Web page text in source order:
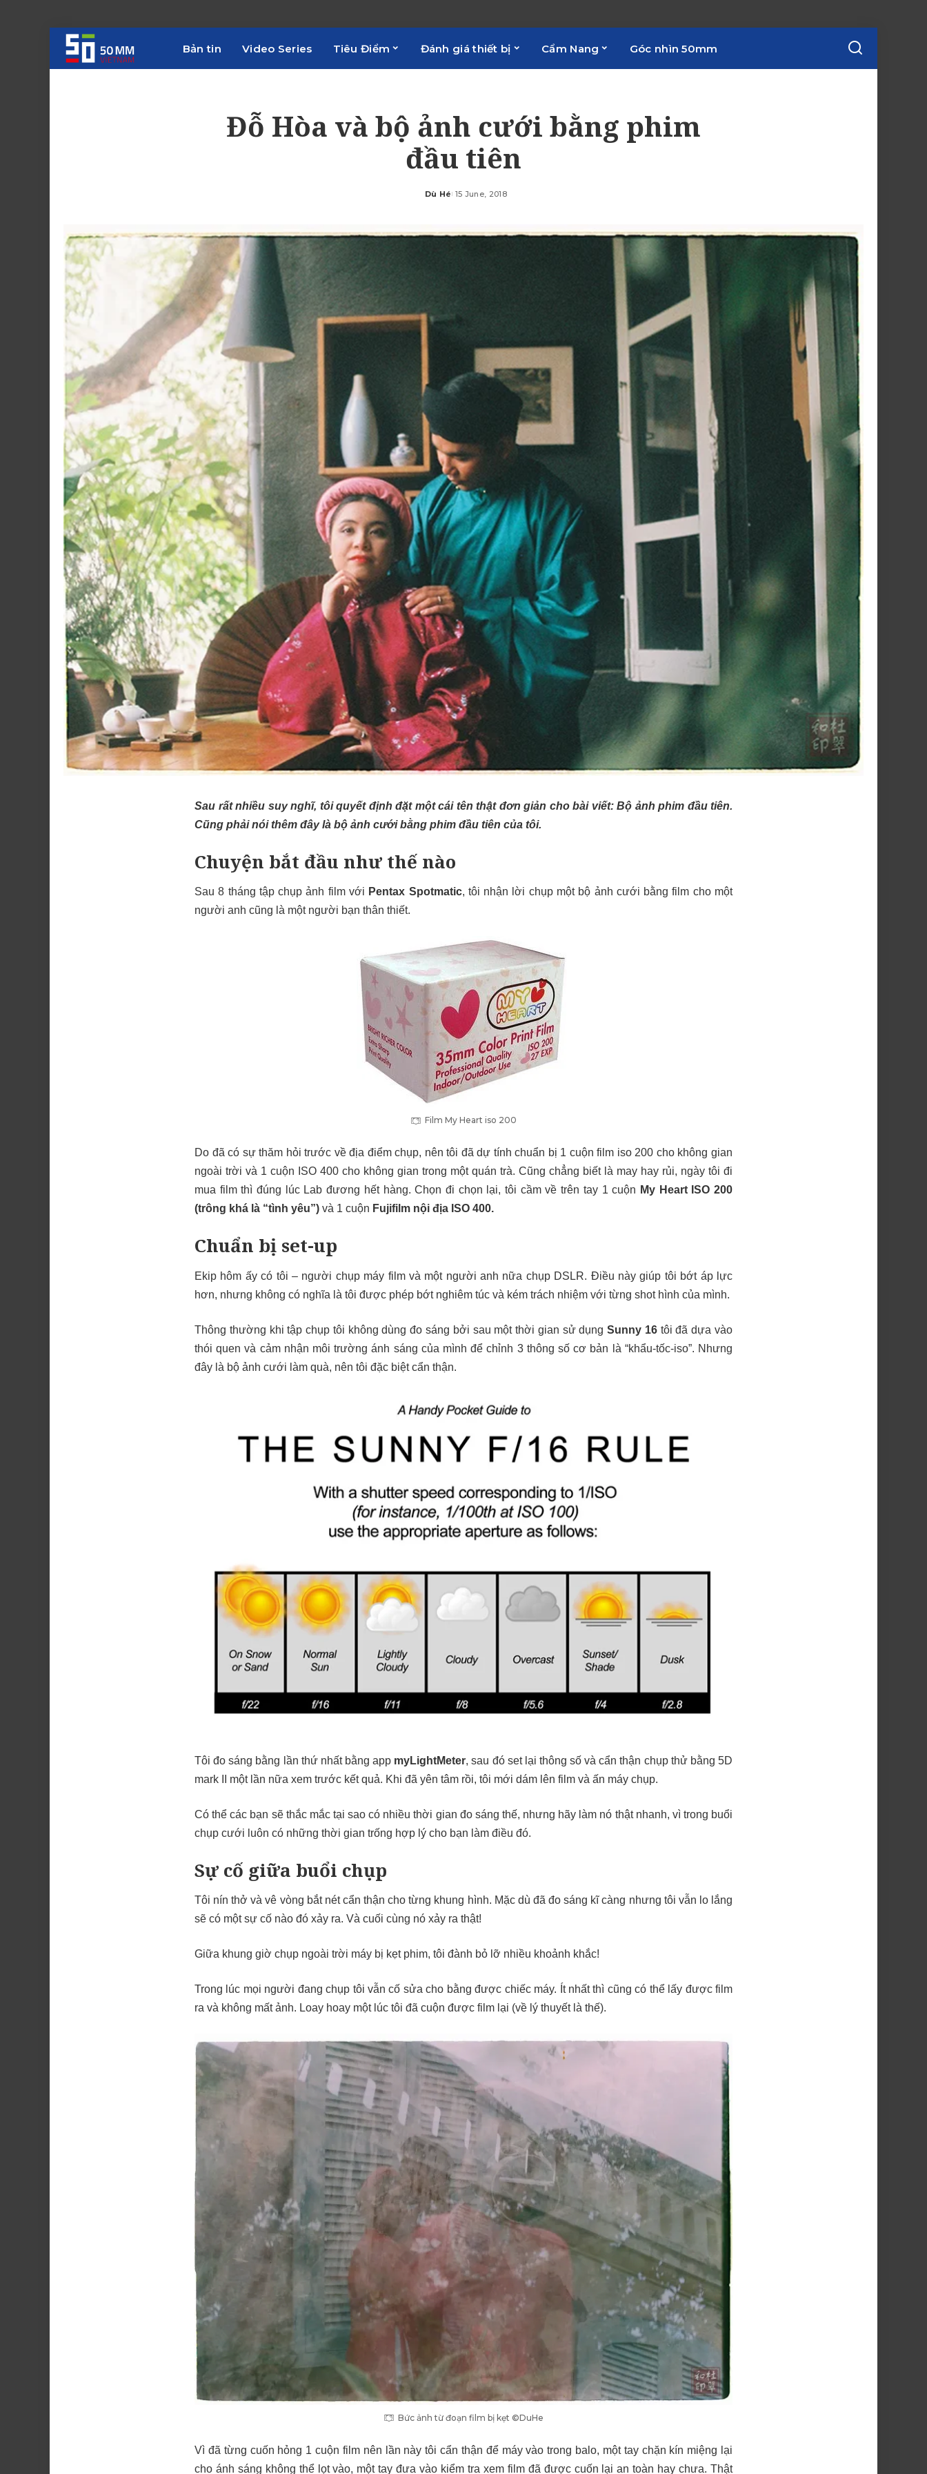
Bản tin Video Series Tiêu Điểm Đánh giá thiết bị Cẩm Nang Góc nhìn 50mm
Đỗ Hòa và bộ ảnh cưới bằng phim
đầu tiên
Posted
Dù Hé 15 June, 2018
Sau rất nhiều suy nghĩ, tôi quyết định đặt một cái tên thật đơn giản cho bài viết: Bộ ảnh phim đầu tiên.
Cũng phải nói thêm đây là bộ ảnh cưới bằng phim đầu tiên của tôi.
Chuyện bắt đầu như thế nào
Sau 8 tháng tập chụp ảnh film với Pentax Spotmatic, tôi nhận lời chụp một bộ ảnh cưới bằng film cho một
người anh cũng là một người bạn thân thiết.
Film My Heart iso 200
Do đã có sự thăm hỏi trước về địa điểm chụp, nên tôi đã dự tính chuẩn bị 1 cuộn film iso 200 cho không gian
ngoài trời và 1 cuộn ISO 400 cho không gian trong một quán trà. Cũng chẳng biết là may hay rủi, ngày tôi đi
mua film thì đúng lúc Lab đương hết hàng. Chọn đi chọn lại, tôi cầm về trên tay 1 cuộn My Heart ISO 200
(trông khá là “tình yêu”) và 1 cuộn Fujifilm nội địa ISO 400.
Chuẩn bị set-up
Ekip hôm ấy có tôi – người chụp máy film và một người anh nữa chụp DSLR. Điều này giúp tôi bớt áp lực
hơn, nhưng không có nghĩa là tôi được phép bớt nghiêm túc và kém trách nhiệm với từng shot hình của mình.
Thông thường khi tập chụp tôi không dùng đo sáng bởi sau một thời gian sử dụngSunny 16tôi đã dựa vào
thói quen và cảm nhận môi trường ánh sáng của mình để chỉnh 3 thông số cơ bản là “khẩu-tốc-iso”. Nhưng
đây là bộ ảnh cưới làm quà, nên tôi đặc biệt cẩn thận.
Tôi đo sáng bằng lần thứ nhất bằng app myLightMeter, sau đó set lại thông số và cẩn thận chụp thử bằng 5D
mark II một lần nữa xem trước kết quả. Khi đã yên tâm rồi, tôi mới dám lên film và ấn máy chụp.
Có thể các bạn sẽ thắc mắc tại sao có nhiều thời gian đo sáng thế, nhưng hãy làm nó thật nhanh, vì trong buổi
chụp cưới luôn có những thời gian trống hợp lý cho bạn làm điều đó.
Sự cố giữa buổi chụp
Tôi nín thở và vê vòng bắt nét cẩn thận cho từng khung hình. Mặc dù đã đo sáng kĩ càng nhưng tôi vẫn lo lắng
sẽ có một sự cố nào đó xảy ra. Và cuối cùng nó xảy ra thật!
Giữa khung giờ chụp ngoài trời máy bị kẹt phim, tôi đành bỏ lỡ nhiều khoảnh khắc!
Trong lúc mọi người đang chụp tôi vẫn cố sửa cho bằng được chiếc máy. Ít nhất thì cũng có thể lấy được film
ra và không mất ảnh. Loay hoay một lúc tôi đã cuộn được film lại (về lý thuyết là thế).
Bức ảnh từ đoạn film bị kẹt ©DuHe
Vì đã từng cuốn hỏng 1 cuộn film nên lần này tôi cẩn thận để máy vào trong balo, một tay chặn kín miệng lại
cho ánh sáng không thể lọt vào, một tay đưa vào kiểm tra xem film đã được cuốn lại an toàn hay chưa. Thật